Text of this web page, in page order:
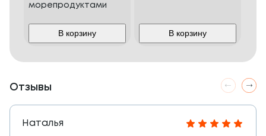
морепродуктами
В корзину В корзину
Отзывы
Наталья